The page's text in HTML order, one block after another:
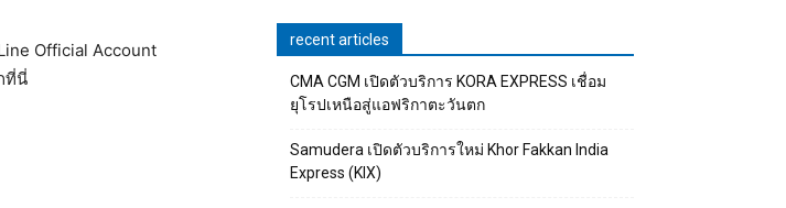
Official Account
ที่นี่
recent articles
CMA CGM เปิดตัวบริการ KORA EXPRESS เชื่อม
ยุโรปเหนือสู่แอฟริกาตะวันตก
Samudera เปิดตัวบริการใหม่ Khor Fakkan India
Express (KIX)